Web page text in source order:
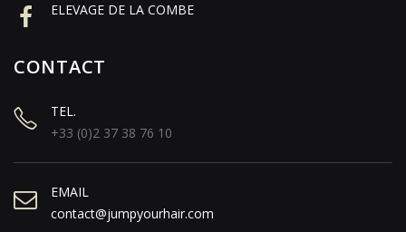
ELEVAGE DE LA COMBE
CONTACT
TEL.
+33 (0)2 37 38 76 10
EMAIL
contact@jumpyourhair.com